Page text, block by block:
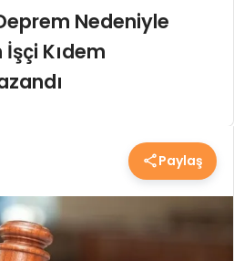
Nedeniyle
İşçi Kıdem
Paylaş